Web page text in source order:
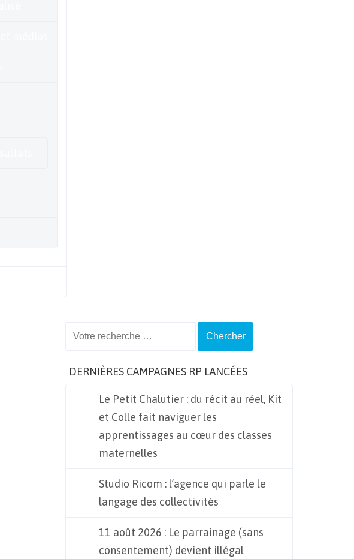
DERNIÈRES CAMPAGNES RP LANCÉES
Le Petit Chalutier : du récit au réel, Kit
et Colle fait naviguer les
apprentissages au cœur des classes
maternelles
Studio Ricom : l’agence qui parle le
langage des collectivités
11 août 2026 : Le parrainage (sans
consentement) devient illégal